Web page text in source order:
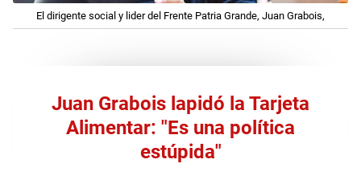
El dirigente social y lider del Frente Patria Grande, Juan Grabois,
Juan Grabois lapidó la Tarjeta
Alimentar: "Es una política
estúpida"